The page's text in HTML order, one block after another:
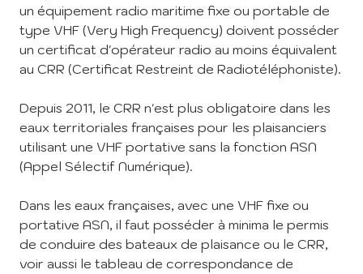
un équipement radio maritime fixe ou portable de
type VHF (Very High Frequency) doivent posséder
un certificat d'opérateur radio au moins équivalent
au CRR (Certificat Restreint de Radiotéléphoniste).
Depuis 2011, le CRR n'est plus obligatoire dans les
eaux territoriales françaises pour les plaisanciers
utilisant une VHF portative sans la fonction ASN
(Appel Sélectif Numérique).
Dans les eaux françaises, avec une VHF fixe ou
portative ASN, il faut posséder à minima le permis
de conduire des bateaux de plaisance ou le CRR,
voir aussi le tableau de correspondance de